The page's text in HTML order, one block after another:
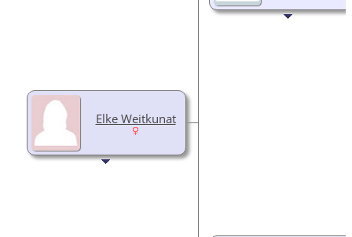
Elke Weitkunat